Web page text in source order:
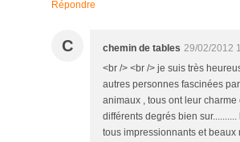
Répondre
C chemin de tables 29/02/2012
<br /> <br /> je suis très
autres personnes fascinées
animaux , tous ont leur charme
différents degrés bien
tous impressionnants et beaux